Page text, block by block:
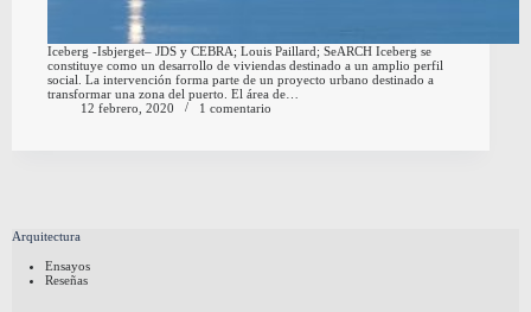
Iceberg -Isbjerget– JDS y CEBRA; Louis Paillard; SeARCH Iceberg se
constituye como un desarrollo de viviendas destinado a un amplio perfil
social. La intervención forma parte de un proyecto urbano destinado a
transformar una zona del puerto. El área de…
12 febrero, 2020
1 comentario
Arquitectura
Ensayos
Reseñas